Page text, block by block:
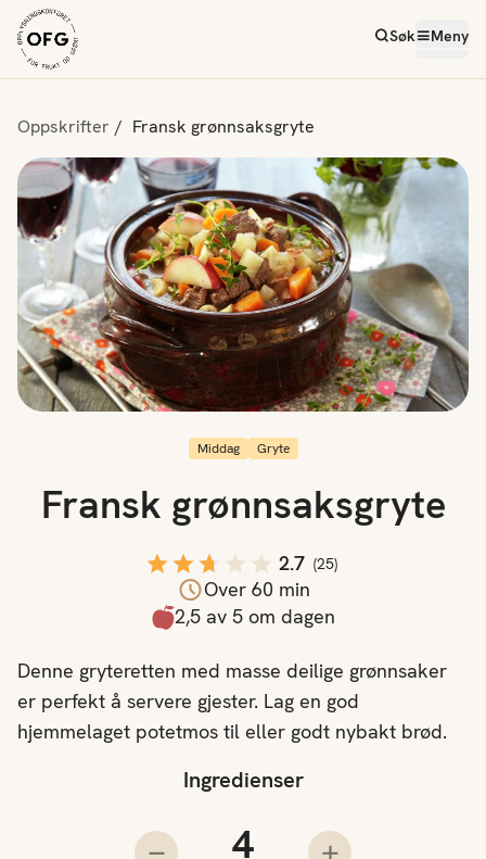
Søk Meny
Oppskrifter Fransk grønnsaksgryte
Ingredienser
Antall porsjoner
Middag Gryte
Fransk grønnsaksgryte
2.7 (25)
Over 60 min
2,5 av 5 om dagen
Denne gryteretten med masse deilige grønnsaker
er perfekt å servere gjester. Lag en god
hjemmelaget potetmos til eller godt nybakt brød.